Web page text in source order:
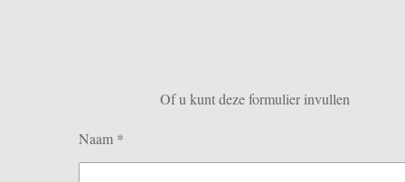
Of u kunt deze formulier invullen
Naam *